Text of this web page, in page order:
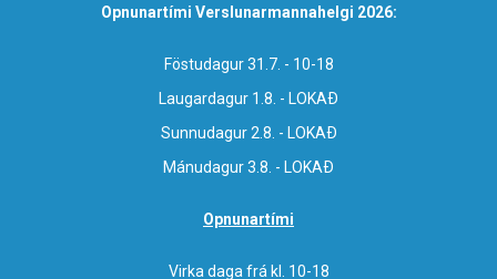
Opnunartími Verslunarmannahelgi 2026:
Föstudagur 31.7. - 10-18
Laugardagur 1.8. - LOKAÐ
Sunnudagur 2.8. - LOKAÐ
Mánudagur 3.8. - LOKAÐ
Opnunartími
Virka daga frá kl. 10-18